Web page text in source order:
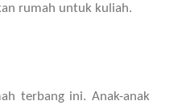
rumah untuk kuliah.
terbang ini. Anak-anak